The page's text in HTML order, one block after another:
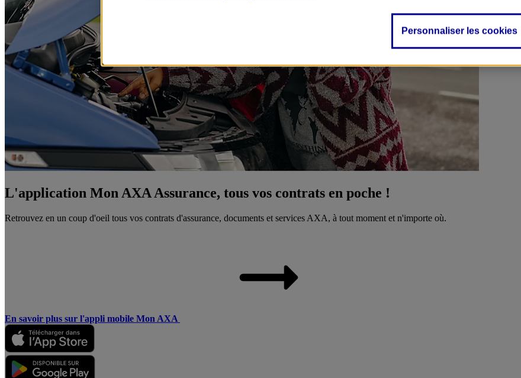
L'application Mon AXA Assurance, tous vos contrats en poche !
Retrouvez en un coup d'oeil tous vos contrats d'assurance, documents et services AXA, à tout moment et n'importe où.
En savoir plus sur l'appli mobile Mon AXA
Personnaliser les cookies